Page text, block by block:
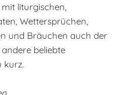
liturgischen,
Wettersprüchen,
und Bräuchen auch der
beliebte
kurz.